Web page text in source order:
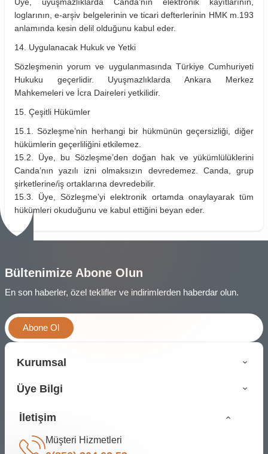
loglarının, e-arşiv belgelerinin ve ticari defterlerinin HMK m.193
anlamında kesin delil olduğunu kabul eder.
14. Uygulanacak Hukuk ve Yetki
Sözleşmenin yorum ve uygulanmasında Türkiye Cumhuriyeti
Hukuku geçerlidir. Uyuşmazlıklarda Ankara Merkez
Mahkemeleri ve İcra Daireleri yetkilidir.
15. Çeşitli Hükümler
15.1. Sözleşme’nin herhangi bir hükmünün geçersizliği, diğer
hükümlerin geçerliliğini etkilemez.
15.2. Üye, bu Sözleşme’den doğan hak ve yükümlülüklerini
Canda’nın yazılı izni olmaksızın devredemez. Canda, grup
şirketlerine/iş ortaklarına devredebilir.
15.3. Üye, Sözleşme’yi elektronik ortamda onaylayarak tüm
hükümleri okuduğunu ve kabul ettiğini beyan eder.
Bültenimize Abone Olun
En son haberler, özel teklifler ve indirimlerden haberdar olun.
Abone Ol
Kurumsal
Üye Bilgi
İletişim
Müşteri Hizmetleri